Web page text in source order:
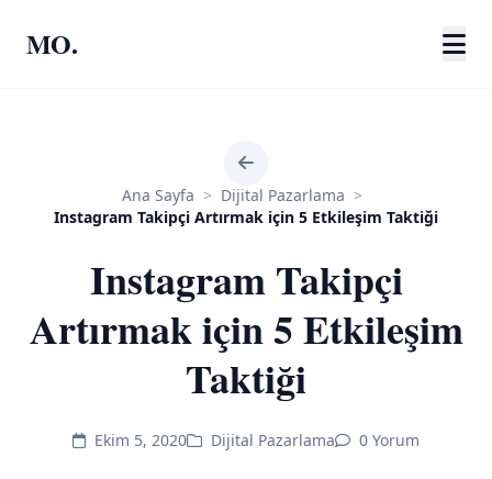
MO.
Ana Sayfa > Dijital Pazarlama >
Instagram Takipçi Artırmak için 5 Etkileşim Taktiği
Instagram Takipçi
Artırmak için 5 Etkileşim
Taktiği
Ekim 5, 2020 Dijital Pazarlama 0 Yorum